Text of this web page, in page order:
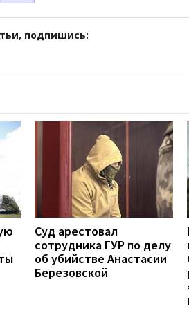
подпишись:
Суд арестовал
сотрудника ГУР по делу
об убийстве Анастасии
Березовской